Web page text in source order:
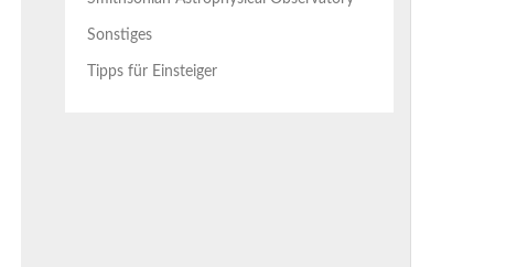
Sonstiges
Tipps für Einsteiger